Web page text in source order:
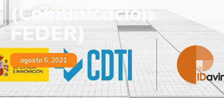
(Comunicación
FEDER)
agosto 5, 2021